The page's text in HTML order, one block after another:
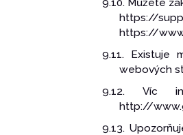
9.10. Můžete
https://
https://
9.11. Existuje
webových
9.12. Víc
http://
9.13.